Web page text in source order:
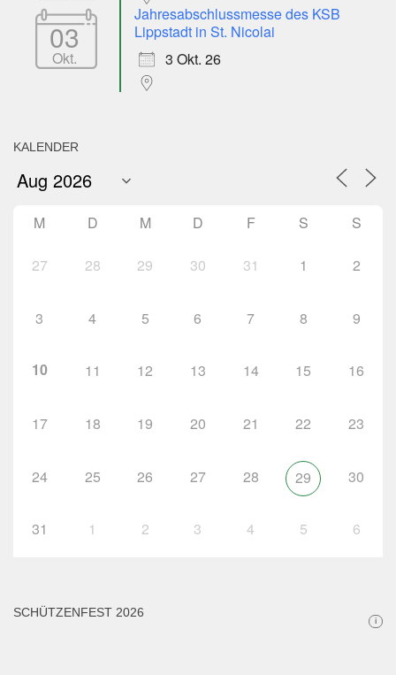
03
Okt.
Jahresabschlussmesse des KSB
Lippstadt in St. Nicolai
3 Okt. 26
KALENDER
M D M D F S S
27 28 29 30 31 1 2
3 4 5 6 7 8 9
10 11 12 13 14 15 16
17 18 19 20 21 22 23
24 25 26 27 28 29 30
31 1 2 3 4 5 6
SCHÜTZENFEST 2026
i